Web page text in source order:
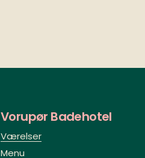
Vorupør Badehotel
Værelser
Menu